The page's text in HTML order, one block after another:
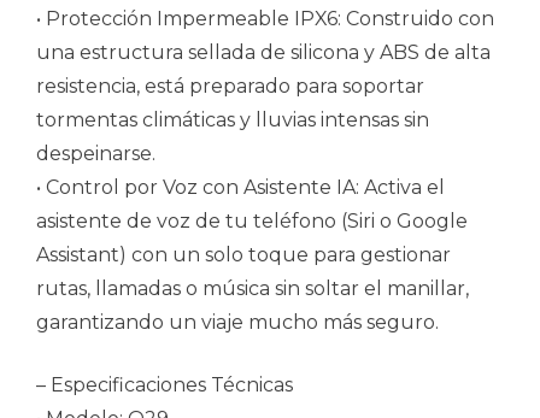
• Protección Impermeable IPX6: Construido con
una estructura sellada de silicona y ABS de alta
resistencia, está preparado para soportar
tormentas climáticas y lluvias intensas sin
despeinarse.
• Control por Voz con Asistente IA: Activa el
asistente de voz de tu teléfono (Siri o Google
Assistant) con un solo toque para gestionar
rutas, llamadas o música sin soltar el manillar,
garantizando un viaje mucho más seguro.
– Especificaciones Técnicas